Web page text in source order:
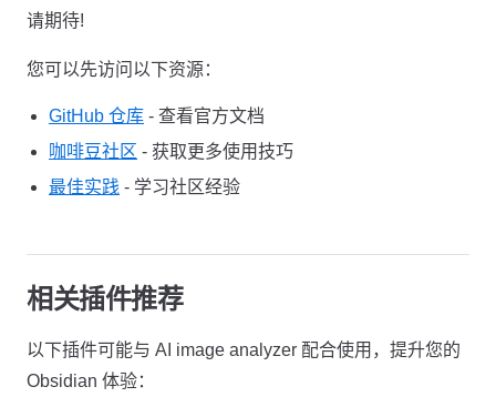
请期待!
您可以先访问以下资源：
GitHub 仓库 - 查看官方文档
咖啡豆社区 - 获取更多使用技巧
最佳实践 - 学习社区经验
相关插件推荐
以下插件可能与 AI image analyzer 配合使用，提升您的
Obsidian 体验：